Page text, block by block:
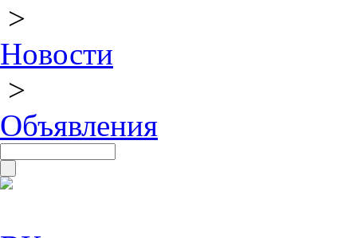
>
Новости
>
Объявления